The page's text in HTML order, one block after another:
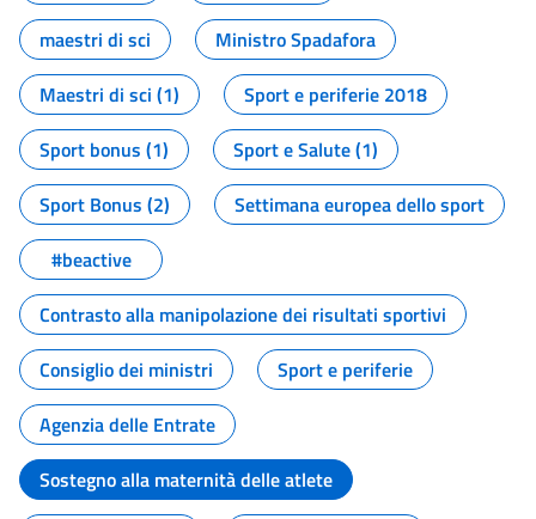
maestri di sci
Ministro Spadafora
Maestri di sci (1)
Sport e periferie 2018
Sport bonus (1)
Sport e Salute (1)
Sport Bonus (2)
Settimana europea dello sport
#beactive
Contrasto alla manipolazione dei risultati sportivi
Consiglio dei ministri
Sport e periferie
Agenzia delle Entrate
Sostegno alla maternità delle atlete